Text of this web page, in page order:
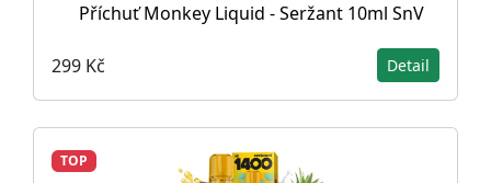
Příchuť Monkey Liquid - Seržant 10ml SnV
299 Kč Detail
TOP